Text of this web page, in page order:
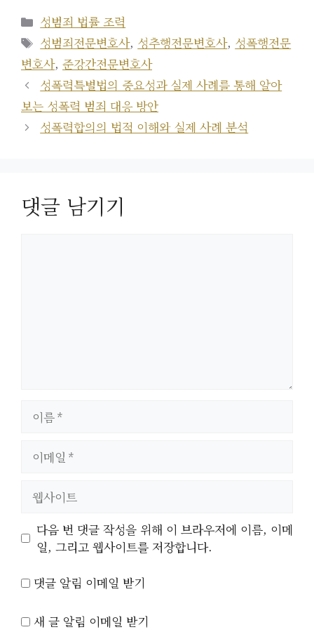
카
테
고
리
성범죄 법률 조력
태
그
성범죄전문변호사, 성추행전문변호사, 성폭행전문
변호사, 준강간전문변호사
성폭력특별법의 중요성과 실제 사례를 통해 알아
보는 성폭력 범죄 대응 방안
성폭력합의의 법적 이해와 실제 사례 분석
댓글 남기기
트
다음 번 댓글 작성을 위해 이 브라우저에 이름, 이메
일, 그리고 웹사이트를 저장합니다.
댓글 알림 이메일 받기
새 글 알림 이메일 받기